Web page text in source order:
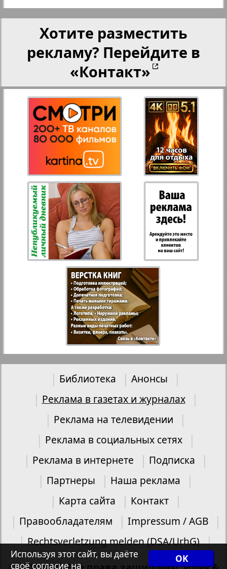
Хотите разместить
рекламу? Перейдите в
«Контакт»
Библиотека
Анонсы
Реклама в газетах и журналах
Реклама на телевидении
Реклама в социальных сетях
Реклама в интернете
Подписка
Партнеры
Наша реклама
Карта сайта
Контакт
Правообладателям
Impressum / AGB
Rechtsverletzung melden (DSA/UrhG)
OK
Используя этот сайт, вы даёте
своё согласие на